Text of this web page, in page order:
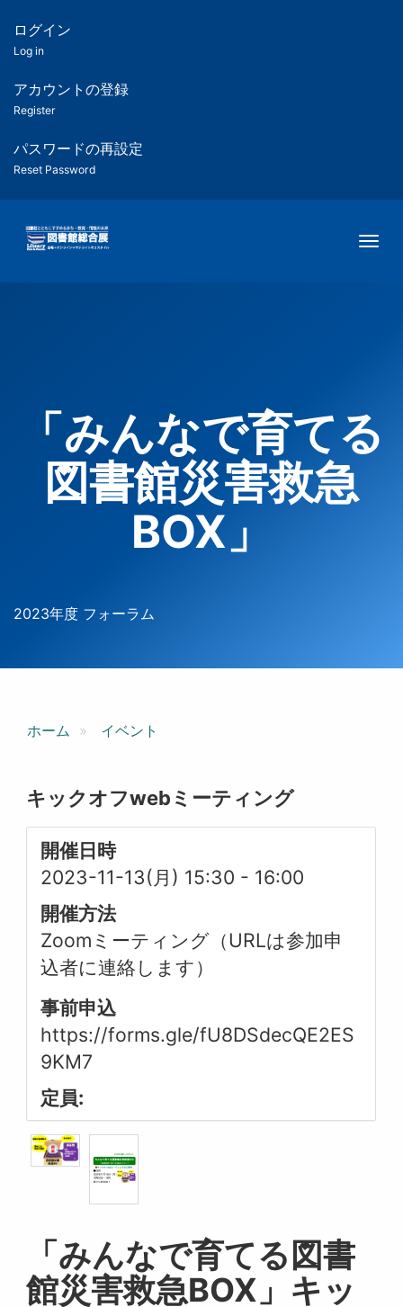
ツ
匿
名
ユ
ー
ー
用
メ
ログイン
Log in
アカウントの登録
Register
パスワードの再設定
Reset Password
「みんなで育てる
図書館災害救急
BOX」
2023年度 フォーラム
ホーム イベント
キックオフwebミーティング
開催日時
2023-11-13(月) 15:30 - 16:00
開催方法
Zoomミーティング（URLは参加申
込者に連絡します）
事前申込
https://forms.gle/fU8DSdecQE2ES
9KM7
定員:
「みんなで育てる図書
館災害救急BOX」キッ